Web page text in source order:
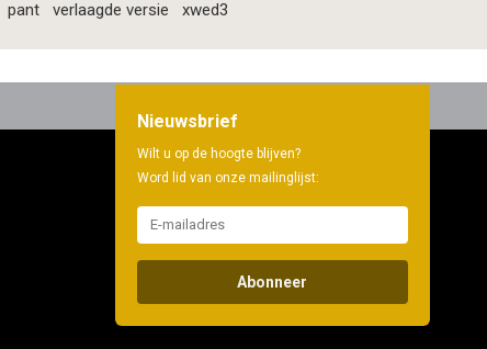
pant verlaagde versie xwed3
Nieuwsbrief
Wilt u op de hoogte blijven?
Word lid van onze mailinglijst:
Abonneer